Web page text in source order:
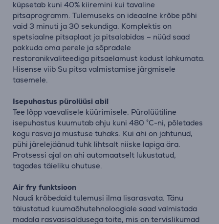
küpsetab kuni 40% kiiremini kui tavaline
pitsaprogramm. Tulemuseks on ideaalne krõbe põhi
vaid 3 minuti ja 30 sekundiga. Komplektis on
spetsiaalne pitsaplaat ja pitsalabidas – nüüd saad
pakkuda oma perele ja sõpradele
restoranikvaliteediga pitsaelamust kodust lahkumata.
Hisense viib Su pitsa valmistamise järgmisele
tasemele.
Isepuhastus pürolüüsi abil
Tee lõpp vaevalisele küürimisele. Pürolüütiline
isepuhastus kuumutab ahju kuni 480 °C-ni, põletades
kogu rasva ja mustuse tuhaks. Kui ahi on jahtunud,
pühi järelejäänud tuhk lihtsalt niiske lapiga ära.
Protsessi ajal on ahi automaatselt lukustatud,
tagades täieliku ohutuse.
Air fry funktsioon
Naudi krõbedaid tulemusi ilma lisarasvata. Tänu
täiustatud kuumaõhutehnoloogiale saad valmistada
madala rasvasisaldusega toite, mis on tervislikumad